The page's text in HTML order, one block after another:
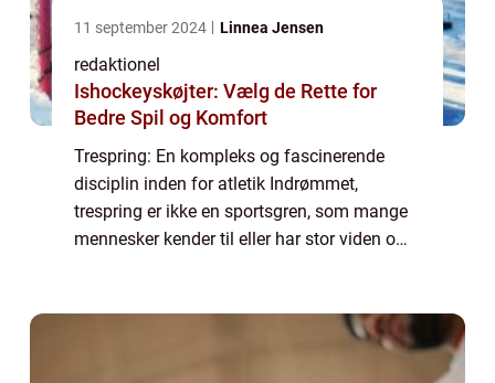
11 september 2024 Linnea Jensen
redaktionel
Ishockeyskøjter: Vælg de Rette for
Bedre Spil og Komfort
Trespring: En kompleks og fascinerende
disciplin inden for atletik Indrømmet,
trespring er ikke en sportsgren, som mange
mennesker kender til eller har stor viden om.